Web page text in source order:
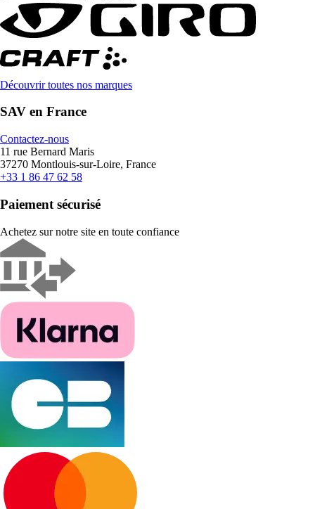
Découvrir toutes nos marques
SAV en France
Contactez-nous
11 rue Bernard Maris
37270 Montlouis-sur-Loire, France
+33 1 86 47 62 58
Paiement sécurisé
Achetez sur notre site en toute confiance